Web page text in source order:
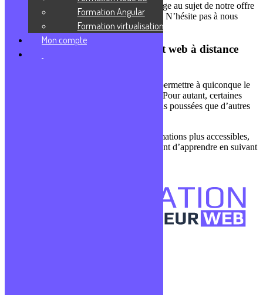
au code. Tu aimerais en apprendre davantage au sujet de notre offre
de formation développeur web à distance ? N’hésite pas à nous
Les formations en développement web à distance
sont-elles ouvertes à tous ?
Le principe même d’une formation est de permettre à quiconque le
souhaite de développer ses connaissances. Pour autant, certaines
formations en développement web sont plus poussées que d’autres
Tu peux également te tourner vers des formations plus accessibles,
ouvertes aux débutants. Nos courspermettent d’apprendre en suivant
Formation Angular
Formation virtualisation
Mon compte